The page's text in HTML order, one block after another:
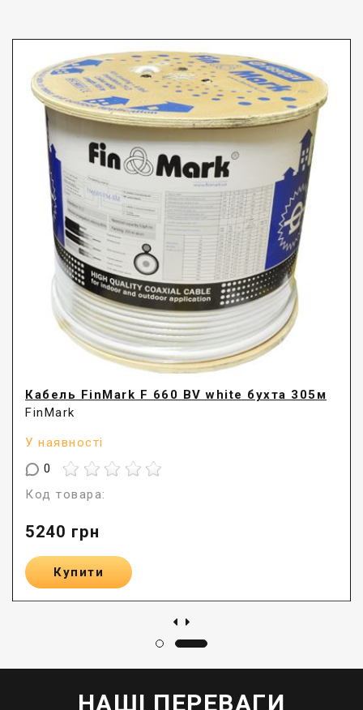
Кабель FinMark F 660 BV white бухта 305м
FinMark
У наявності
0
Код товара:
5240 грн
Купити
НАШІ ПЕРЕВАГИ